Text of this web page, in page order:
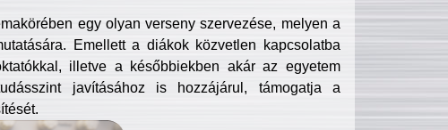
egy olyan verseny szervezése, melyen a
Emellett a diákok közvetlen kapcsolatba
illetve a későbbiekben akár az egyetem
javításához is hozzájárul, támogatja a